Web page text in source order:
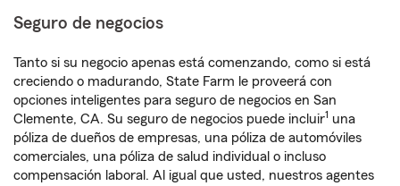
Seguro de negocios
Tanto si su negocio apenas está comenzando, como si está
creciendo o madurando, State Farm le proveerá con
opciones inteligentes para seguro de negocios en San
Clemente, CA. Su seguro de negocios puede incluir1 una
póliza de dueños de empresas, una póliza de automóviles
comerciales, una póliza de salud individual o incluso
compensación laboral. Al igual que usted, nuestros agentes